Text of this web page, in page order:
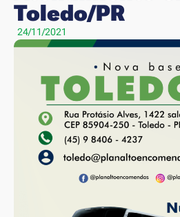
Toledo/PR
24/11/2021